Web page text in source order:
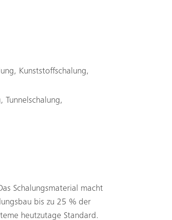
Kunststoffschalung,
Tunnelschalung,
Schalungsmaterial macht
bis zu 25 % der
heutzutage Standard.